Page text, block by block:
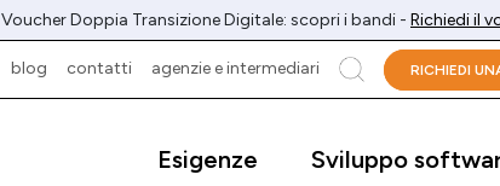
Voucher Doppia Transizione Digitale: scopri i bandi - Richiedi il
blog contatti agenzie e intermediari cerca
RICHIEDI
Esigenze Sviluppo